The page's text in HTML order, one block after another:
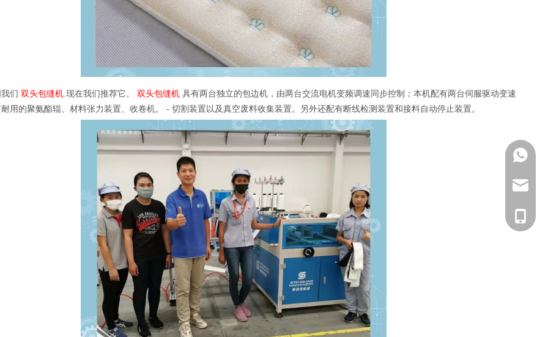
们 双头包缝机 .现在我们推荐它。 双头包缝机 具有两台独立的包边机，由两台交流电机变频调速同步控制；本机配有两台伺服驱动变速
用的聚氨酯辊、材料张力装置、收卷机。 - 切割装置以及真空废料收集装置。另外还配有断线检测装置和接料自动停止装置。